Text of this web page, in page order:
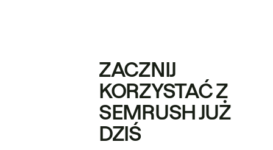
ZACZNIJ
KORZYSTAĆ Z
SEMRUSH JUŻ
DZIŚ